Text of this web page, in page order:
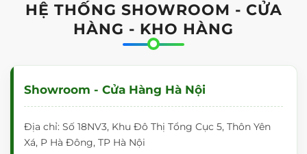
HỆ THỐNG SHOWROOM - CỬA
HÀNG - KHO HÀNG
Showroom - Cửa Hàng Hà Nội
Địa chỉ: Số 18NV3, Khu Đô Thị Tổng Cục 5, Thôn Yên
Xá, P Hà Đông, TP Hà Nội